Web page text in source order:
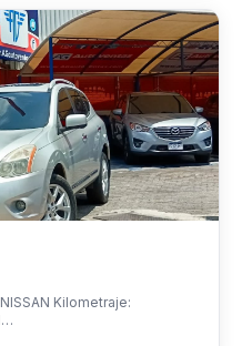
Kilometraje: